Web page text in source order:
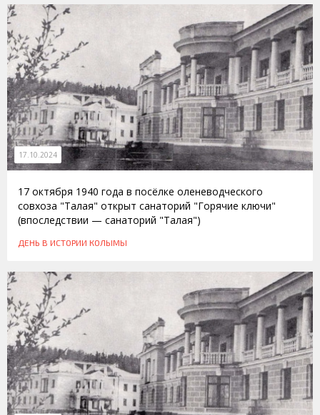
17.10.2024
17 октября 1940 года в посёлке оленеводческого
совхоза "Талая" открыт санаторий "Горячие ключи"
(впоследствии — санаторий "Талая")
ДЕНЬ В ИСТОРИИ КОЛЫМЫ